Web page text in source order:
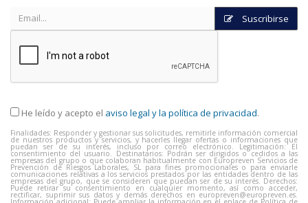
Suscribirse
He leído y acepto el aviso legal y la política de privacidad.
Finalidades: Responder y gestionar sus solicitudes, remitirle información comercial
de nuestros productos y servicios, y hacerles llegar ofertas o informaciones que
puedan ser de su interés, incluso por correo electrónico. Legitimación: El
consentimiento del usuario. Destinatarios: Podrán ser dirigidos o cedidos a las
empresas del grupo o que colaboran habitualmente con Europreven Servicios de
Prevención de Riesgos Laborales, SL para fines promocionales o para enviarle
comunicaciones relativas a los servicios prestados por las entidades dentro de las
empresas del grupo, que se consideren que puedan ser de su interés. Derechos:
Puede retirar su consentimiento en cualquier momento, así como acceder,
rectificar, suprimir sus datos y demás derechos en europreven@europreven.es.